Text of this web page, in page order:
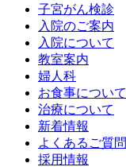
子宮がん検診
入院のご案内
入院について
教室案内
婦人科
お食事について
治療について
新着情報
よくあるご質問
採用情報